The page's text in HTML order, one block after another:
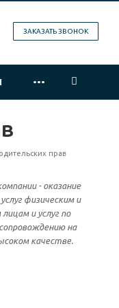
ЗАКАЗАТЬ ЗВОНОК
...
прав
- оказание
физическим и
и услуг по
на
качестве.